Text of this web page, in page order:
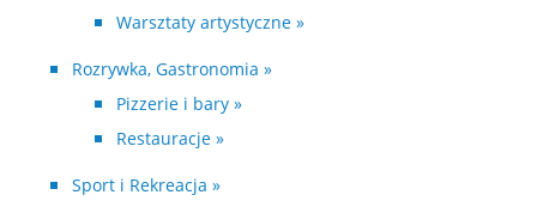
Warsztaty artystyczne »
Rozrywka, Gastronomia »
Pizzerie i bary »
Restauracje »
Sport i Rekreacja »